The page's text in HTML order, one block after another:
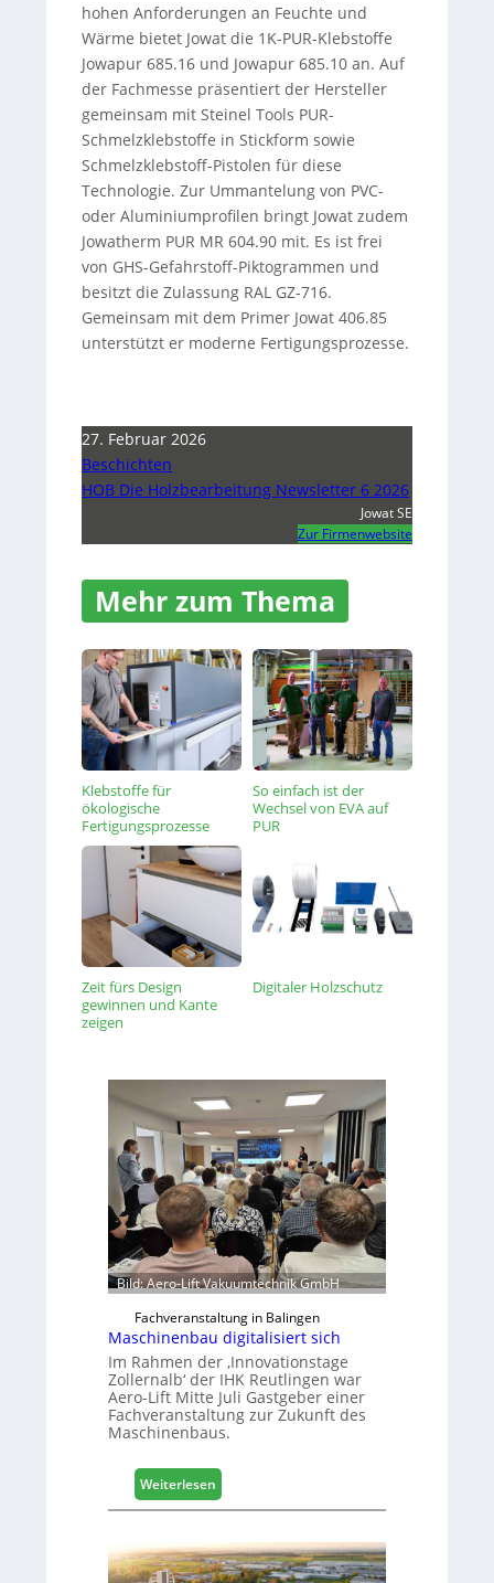
hohen Anforderungen an Feuchte und
Wärme bietet Jowat die 1K-PUR-Klebstoffe
Jowapur 685.16 und Jowapur 685.10 an. Auf
der Fachmesse präsentiert der Hersteller
gemeinsam mit Steinel Tools PUR-
Schmelzklebstoffe in Stickform sowie
Schmelzklebstoff-Pistolen für diese
Technologie. Zur Ummantelung von PVC-
oder Aluminiumprofilen bringt Jowat zudem
Jowatherm PUR MR 604.90 mit. Es ist frei
von GHS-Gefahrstoff-Piktogrammen und
besitzt die Zulassung RAL GZ-716.
Gemeinsam mit dem Primer Jowat 406.85
unterstützt er moderne Fertigungsprozesse.
27. Februar 2026
Beschichten
HOB Die Holzbearbeitung Newsletter 6 2026
Jowat SE
Zur Firmenwebsite
Mehr zum Thema
Klebstoffe für
ökologische
Fertigungsprozesse
So einfach ist der
Wechsel von EVA auf
PUR
Zeit fürs Design
gewinnen und Kante
zeigen
Digitaler Holzschutz
Bild: Aero-Lift Vakuumtechnik GmbH
Fachveranstaltung in Balingen
Maschinenbau digitalisiert sich
Im Rahmen der ‚Innovationstage
Zollernalb‘ der IHK Reutlingen war
Aero-Lift Mitte Juli Gastgeber einer
Fachveranstaltung zur Zukunft des
Maschinenbaus.
Weiterlesen
M
s
c